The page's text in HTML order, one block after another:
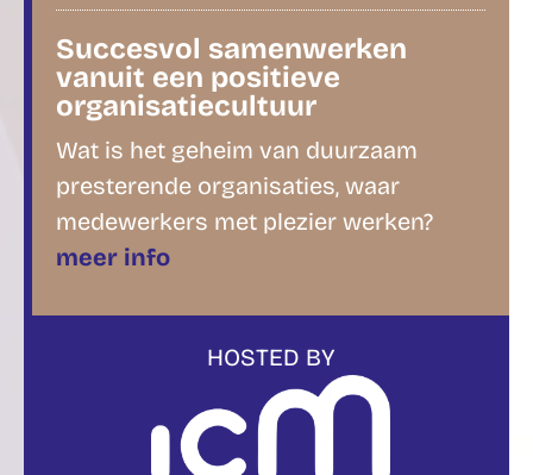
Succesvol samenwerken
vanuit een positieve
organisatiecultuur
Wat is het geheim van duurzaam
presterende organisaties, waar
medewerkers met plezier werken?
meer info
HOSTED BY